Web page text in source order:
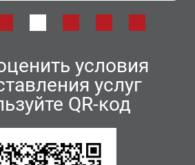
условия
услуг
QR-код